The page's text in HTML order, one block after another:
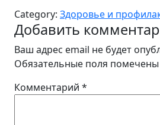
Category: Здоровье и
Добавить
Ваш адрес email не будет
Обязательные поля помечены
Комментарий *